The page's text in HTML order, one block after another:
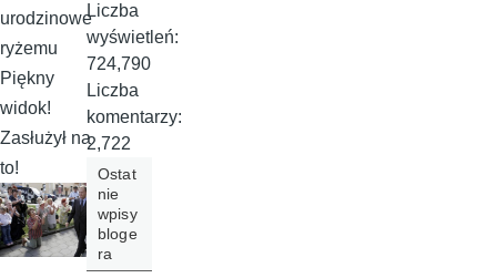
urodzinowe
ryżemu
Piękny
widok!
Zasłużył na
to!
Liczba
wyświetleń:
724,790
Liczba
komentarzy:
2,722
Ostat
nie
wpisy
bloge
ra